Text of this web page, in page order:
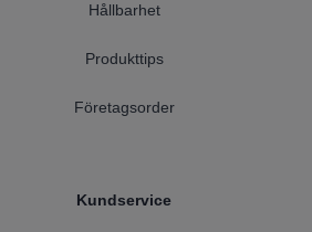
Hållbarhet
Produkttips
Företagsorder
Kundservice